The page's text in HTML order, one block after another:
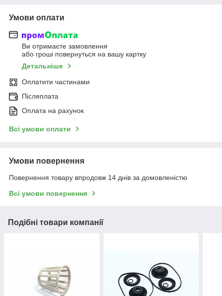
Умови оплати
Ви отримаєте замовлення
або гроші повернуться на вашу картку
Детальніше
Оплатити частинами
Післяплата
Оплата на рахунок
Всі умови оплати
Умови повернення
Повернення товару впродовж 14 днів за домовленістю
Всі умови повернення
Подібні товари компанії